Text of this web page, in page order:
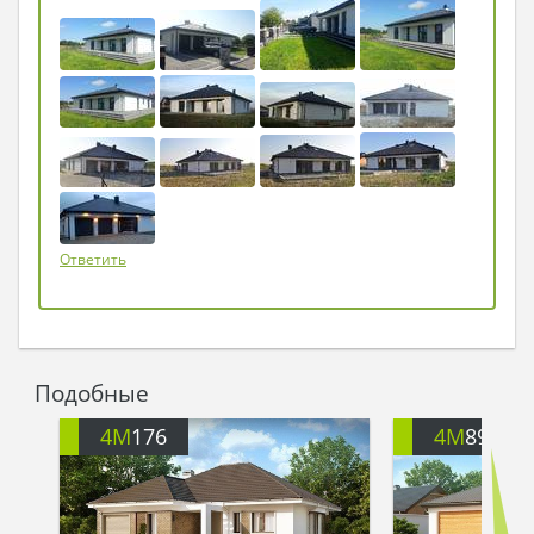
вазоны.
Марк посмотрел на Милу, укрыл ее пледом и
исчез…
Мила открыла глаза. На улице почти стемнело, и
рядом показался Марк.
- Не поверишь: мне приснился сон, будто мы
построили здесь дом, - сказала она.
- А тебе не приснилось, - ответил Марк. – Ты
просто очень хотела спать, а я решил
рассказать тебе сказку, которая скоро станет
Ответить
Подобные
4M176 4M896